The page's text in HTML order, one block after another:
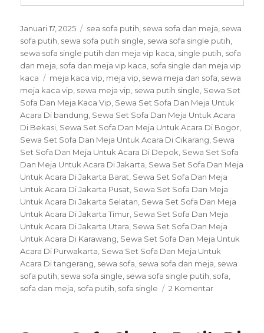
Posted
on
Januari 17, 2025 Categories
sea sofa putih, sewa sofa dan meja, sewa
sofa putih, sewa sofa putih single, sewa sofa single putih,
sewa sofa single putih dan meja vip kaca, single putih, sofa
dan meja, sofa dan meja vip kaca, sofa single dan meja vip
kaca
Tags
meja kaca vip, meja vip, sewa meja dan sofa, sewa
meja kaca vip, sewa meja vip, sewa putih single, Sewa Set
Sofa Dan Meja Kaca Vip, Sewa Set Sofa Dan Meja Untuk
Acara Di bandung, Sewa Set Sofa Dan Meja Untuk Acara
Di Bekasi, Sewa Set Sofa Dan Meja Untuk Acara Di Bogor,
Sewa Set Sofa Dan Meja Untuk Acara Di Cikarang, Sewa
Set Sofa Dan Meja Untuk Acara Di Depok, Sewa Set Sofa
Dan Meja Untuk Acara Di Jakarta, Sewa Set Sofa Dan Meja
Untuk Acara Di Jakarta Barat, Sewa Set Sofa Dan Meja
Untuk Acara Di Jakarta Pusat, Sewa Set Sofa Dan Meja
Untuk Acara Di Jakarta Selatan, Sewa Set Sofa Dan Meja
Untuk Acara Di Jakarta Timur, Sewa Set Sofa Dan Meja
Untuk Acara Di Jakarta Utara, Sewa Set Sofa Dan Meja
Untuk Acara Di Karawang, Sewa Set Sofa Dan Meja Untuk
Acara Di Purwakarta, Sewa Set Sofa Dan Meja Untuk
Acara Di tangerang, sewa sofa, sewa sofa dan meja, sewa
sofa putih, sewa sofa single, sewa sofa single putih, sofa,
sofa dan meja, sofa putih, sofa single 2 Komentarpada